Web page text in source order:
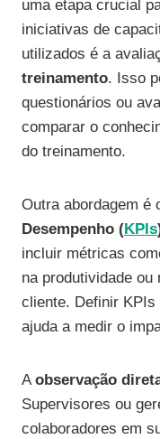
uma etapa crucial
iniciativas de
utilizados é a
treinamento. Isso
questionários ou
comparar o
do treinamento.
Outra abordagem é
Desempenho (KPIs
incluir métricas
na produtividade
cliente. Definir
ajuda a medir o
Aobservação
Supervisores ou
colaboradores em